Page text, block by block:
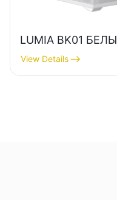
LUMIA BK01 БЕЛЫ
View Details